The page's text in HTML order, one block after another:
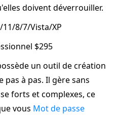
doivent déverrouiller.
8/7/Vista/XP
$295
un outil de création
pas à pas. Il gère sans
forts et complexes, ce
vous Mot de passe